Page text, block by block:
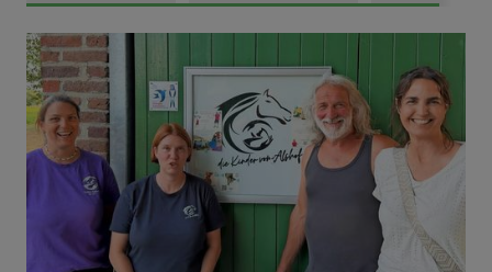
Vorbildlicher Einsatz für den Artenschutz gewürdigt